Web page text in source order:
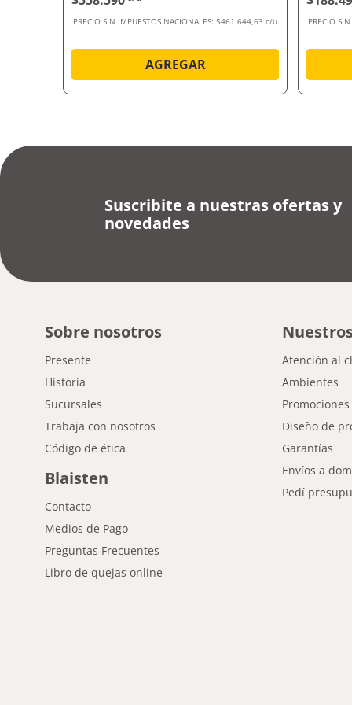
PRECIO SIN IMPUESTOS NACIONALES: $461.644,63 c/u
AGREGAR
PRECIO
Suscribite a nuestras ofertas y
novedades
Sobre nosotros
Presente
Historia
Sucursales
Trabaja con nosotros
Código de ética
Blaisten
Contacto
Medios de Pago
Preguntas Frecuentes
Libro de quejas online
Atención al
Ambientes
Promociones
Diseño de
Garantías
Envíos a
Pedí